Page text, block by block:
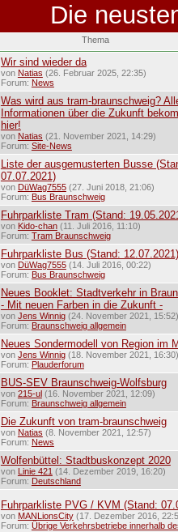
Die
Thema
Wir sind wieder da
von Natias (26. Februar 2025, 22:35)
Forum: News
Was wird aus tram-braunschweig?
Informationen über die Zukunft
hier!
von Natias (21. November 2021, 14:29)
Forum: Site-News
Liste der ausgemusterten Busse
07.07.2021)
von DüWag7555(27. Juni 2018, 21:06)
Forum: Bus Braunschweig
Fuhrparkliste Tram (Stand:
von Kido-chan(11. Juli 2016, 11:10)
Forum: Tram Braunschweig
Fuhrparkliste Bus (Stand: 12.07.2021)
von DüWag7555(14. Juli 2016, 00:22)
Forum: Bus Braunschweig
Neues Booklet: Stadtverkehr in
- Mit neuen Farben in die Zukunft -
von Jens Winnig(24. November 2021, 15:52)
Forum: Braunschweig allgemein
Neues Sondermodell von Region im
von Jens Winnig(18. November 2021, 16:30)
Forum: Plauderforum
BUS-SEV Braunschweig-Wolfsburg
von 215-ul(16. November 2021, 12:09)
Forum: Braunschweig allgemein
Die Zukunft von tram-braunschweig
von Natias (8. November 2021, 12:57)
Forum: News
Wolfenbüttel: Stadtbuskonzept 2020
von Linie 421 (14. Dezember 2019, 16:20)
Forum: Deutschland
Fuhrparkliste PVG / KVM (Stand:
von MANLionsCity(17. Dezember 2016,
Forum: Übrige Verkehrsbetriebe innerhalb